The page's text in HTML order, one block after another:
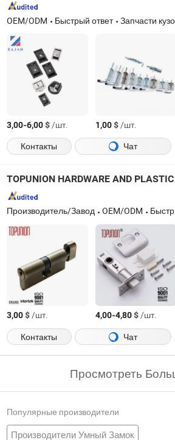
дверного замка (6101-
ET)
OEM/ODM Быстрый ответ Запчасти кузова грузовика, запчасти прицепа, петля двери, держатель двери, запорное устройство
3,00-6,00$/шт. 1,00$/шт.
Контакты
Чат
TOPUNION HARDWARE AND
Производитель/Завод OEM/ODM
3,00$/шт. 4,00-4,80$/шт.
Контакты
Чат
Просмотреть
Популярные производители
Производители Умный Замок